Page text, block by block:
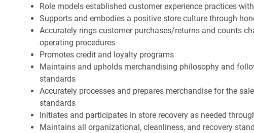
Role models established customer experience practices
Supports and embodies a positive store culture through
Accurately rings customer purchases/returns and counts
operating procedures
Promotes credit and loyalty programs
Maintains and upholds merchandising philosophy and
standards
Accurately processes and prepares merchandise for the
standards
Initiates and participates in store recovery as needed
Maintains all organizational, cleanliness, and recovery